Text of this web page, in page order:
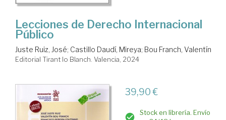
Lecciones de Derecho Internacional
Público
Juste Ruiz, José; Castillo Daudí, Mireya; Bou Franch, Valentín
Editorial Tirant lo Blanch. Valencia, 2024
39,90 €
Stock en librería. Envío